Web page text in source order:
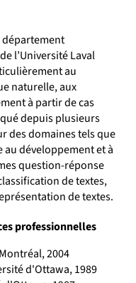
département
l’Université Laval
au
naturelle, aux
à partir de cas
depuis plusieurs
des domaines tels que
au développement et à
question-réponse
de textes,
de textes.
professionnelles
2004
d'Ottawa, 1989